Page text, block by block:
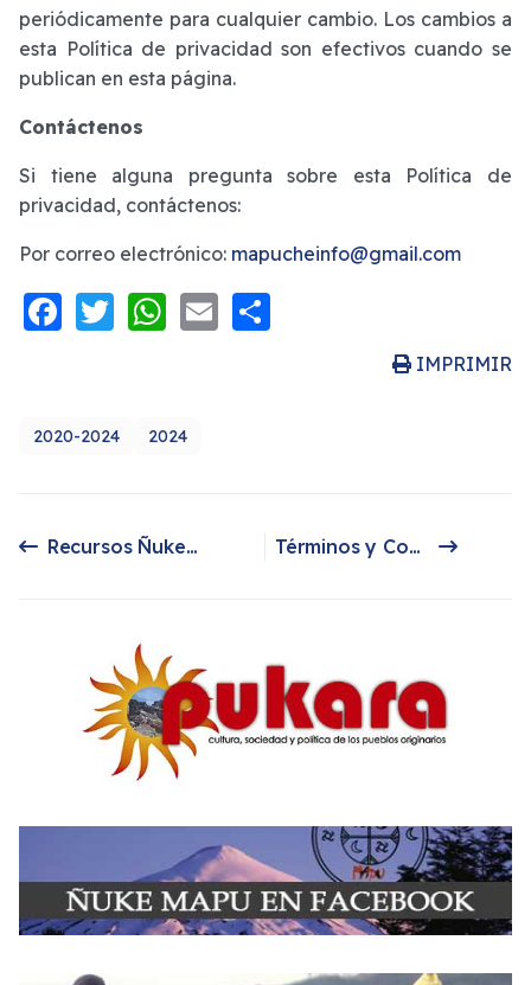
periódicamente para cualquier cambio. Los cambios a
esta Política de privacidad son efectivos cuando se
publican en esta página.
Contáctenos
Si tiene alguna pregunta sobre esta Política de
privacidad, contáctenos:
Por correo electrónico: mapucheinfo@gmail.com
Facebook
Twitter
WhatsApp
Email
IMPRIMIR
2020-2024 2024
Recursos Ñuke Mapu: Presentación
Artículo siguiente: Términos y Condiciones
Términos y Condiciones